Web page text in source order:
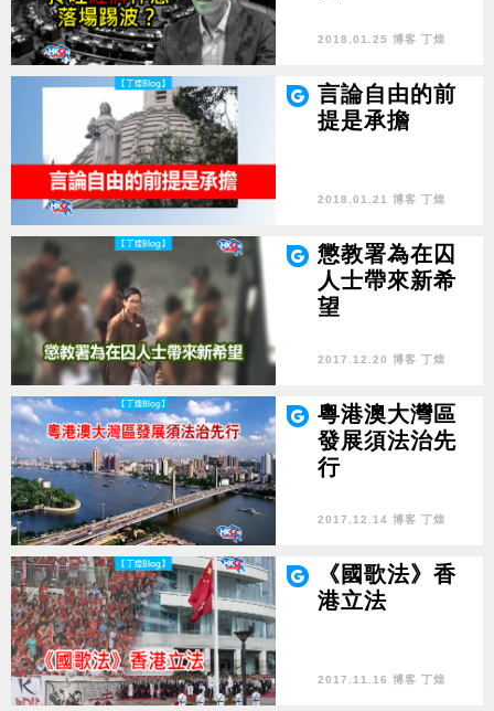
2018.01.25 博客 丁煌
言論自由的前
提是承擔
2018.01.21 博客 丁煌
懲教署為在囚
人士帶來新希
望
2017.12.20 博客 丁煌
粵港澳大灣區
發展須法治先
行
2017.12.14 博客 丁煌
《國歌法》香
港立法
2017.11.16 博客 丁煌